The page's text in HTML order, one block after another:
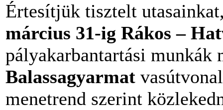
Értesítjük tisztelt
március 31-ig Rákos –
pályakarbantartási munkák
Balassagyarmat
menetrend szerint